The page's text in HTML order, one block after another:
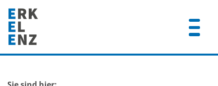
Zum Hauptinhalt springen